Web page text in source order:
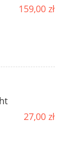
159,00 zł
27,00 zł